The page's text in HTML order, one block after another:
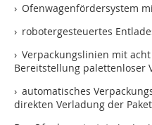
› Ofenwagenfördersystem
› robotergesteuertes
› Verpackungslinien mit
Bereitstellung palettenloser
› automatisches
direkten Verladung der